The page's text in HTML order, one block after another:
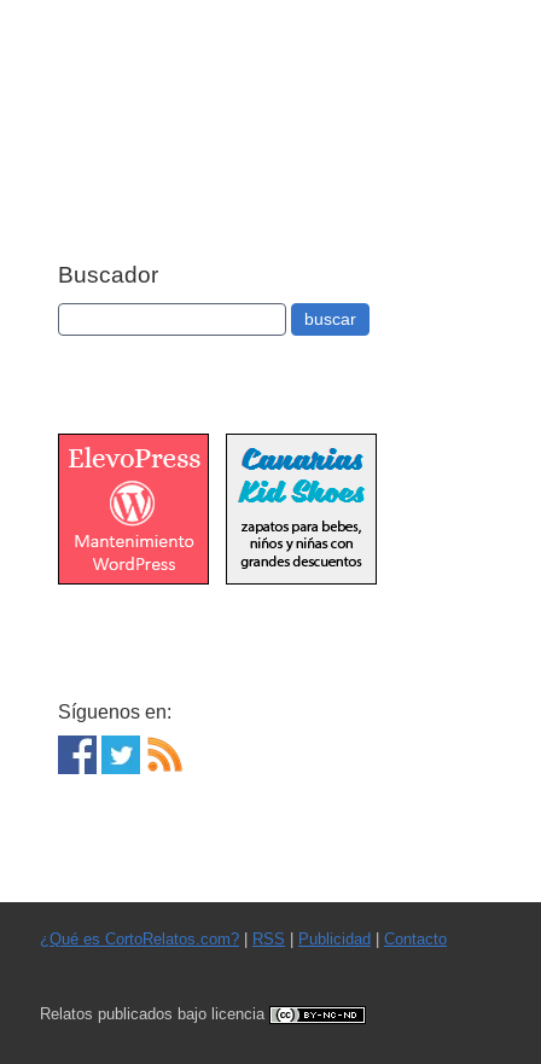
Buscador
Síguenos en:
¿Qué es CortoRelatos.com?| RSS Publicidad Contacto
Relatos publicados bajo licencia